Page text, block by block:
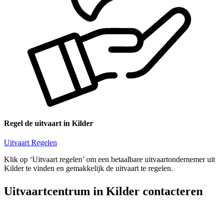
Regel de uitvaart in Kilder
Uitvaart Regelen
Klik op ‘Uitvaart regelen’ om een betaalbare uitvaartondernemer uit
Kilder te vinden en gemakkelijk de uitvaart te regelen.
Uitvaartcentrum in Kilder contacteren